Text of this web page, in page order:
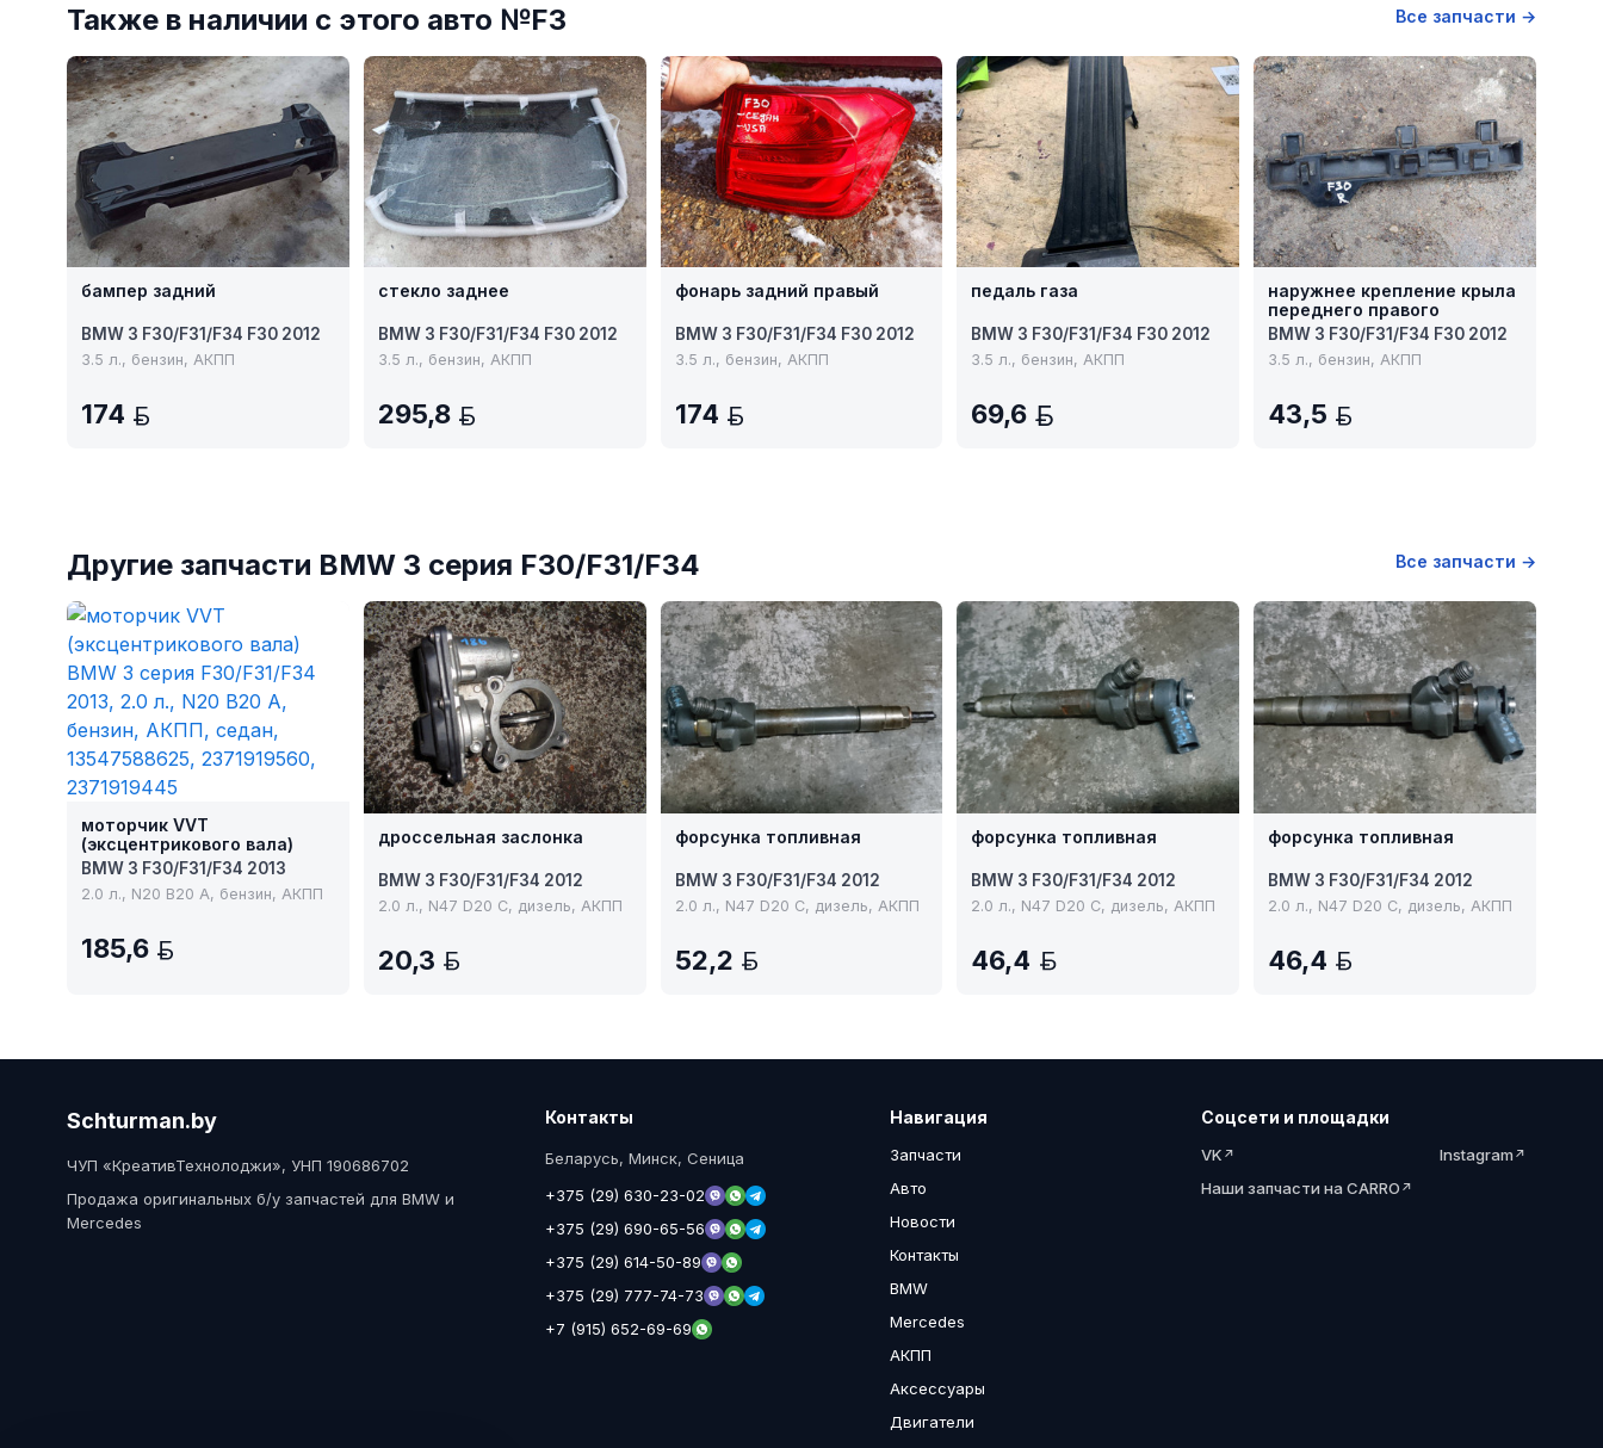
Также в наличии с этого авто №F3 Все запчасти →
бампер задний
BMW 3 F30/F31/F34 F30 2012
3.5 л., бензин, АКПП
174
стекло заднее
BMW 3 F30/F31/F34 F30 2012
3.5 л., бензин, АКПП
295,8
фонарь задний правый
BMW 3 F30/F31/F34 F30 2012
3.5 л., бензин, АКПП
174
педаль газа
BMW 3 F30/F31/F34 F30 2012
3.5 л., бензин, АКПП
69,6
наружнее крепление крыла
переднего правого
BMW 3 F30/F31/F34 F30 2012
3.5 л., бензин, АКПП
43,5
Другие запчасти BMW 3 серия F30/F31/F34 Все запчасти →
моторчик VVT
(эксцентрикового вала)
BMW 3 F30/F31/F34 2013
2.0 л., N20 B20 A, бензин, АКПП
185,6
дроссельная заслонка
BMW 3 F30/F31/F34 2012
2.0 л., N47 D20 C, дизель, АКПП
20,3
форсунка топливная
BMW 3 F30/F31/F34 2012
2.0 л., N47 D20 C, дизель, АКПП
52,2
форсунка топливная
BMW 3 F30/F31/F34 2012
2.0 л., N47 D20 C, дизель, АКПП
46,4
форсунка топливная
BMW 3 F30/F31/F34 2012
2.0 л., N47 D20 C, дизель, АКПП
46,4
Schturman.by
ЧУП «КреативТехнолоджи», УНП 190686702
Продажа оригинальных б/у запчастей для BMW и
Mercedes
Контакты
Беларусь, Минск, Сеница
+375 (29) 630-23-02
+375 (29) 690-65-56
+375 (29) 614-50-89
+375 (29) 777-74-73
+7 (915) 652-69-69
Навигация
Запчасти
Авто
Новости
Контакты
BMW
Mercedes
АКПП
Аксессуары
Двигатели
Соцсети и площадки
VK
Instagram
Наши запчасти на CARRO